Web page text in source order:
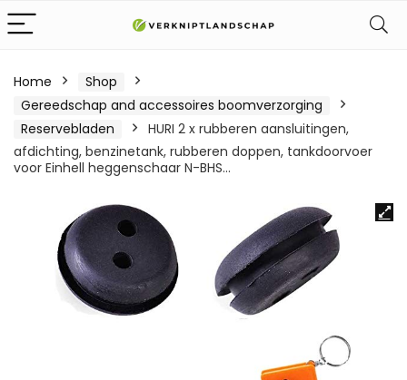
Home
Shop
Gereedschap and accessoires boomverzorging
Reservebladen
HURI 2 x rubberen aansluitingen,
afdichting, benzinetank, rubberen doppen, tankdoorvoer
voor Einhell heggenschaar N-BHS…